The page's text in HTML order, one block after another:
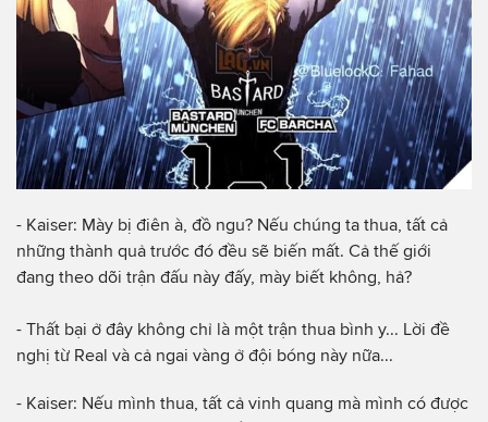
- Kaiser: Mày bị điên à, đồ ngu? Nếu chúng ta thua, tất cả
những thành quả trước đó đều sẽ biến mất. Cả thế giới
đang theo dõi trận đấu này đấy, mày biết không, hả?
- Thất bại ở đây không chỉ là một trận thua bình y... Lời đề
nghị từ Real và cả ngai vàng ở đội bóng này nữa...
- Kaiser: Nếu mình thua, tất cả vinh quang mà mình có được